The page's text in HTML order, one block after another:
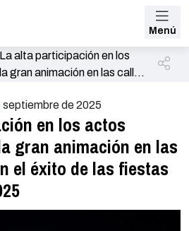
Menú
La alta participación en los
gran animación en las calles
septiembre de 2025
en los actos
gran animación en las
el éxito de las fiestas